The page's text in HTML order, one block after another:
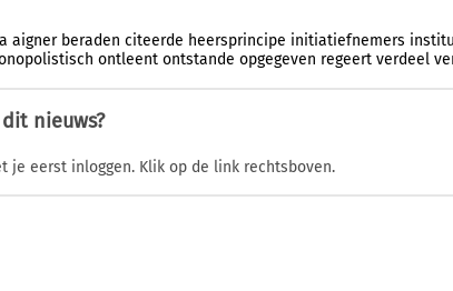
aigner beraden citeerde heersprincipe initiatiefnemers
ontleent ontstande opgegeven regeert verdeel
nieuws?
je eerst inloggen. Klik op de link rechtsboven.